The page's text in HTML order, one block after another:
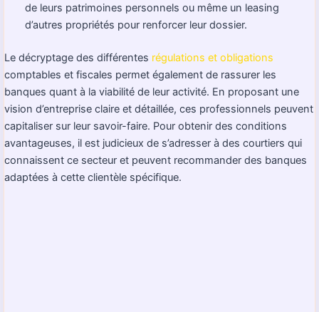
de leurs patrimoines personnels ou même un leasing
d’autres propriétés pour renforcer leur dossier.
Le décryptage des différentes régulations et obligations
comptables et fiscales permet également de rassurer les
banques quant à la viabilité de leur activité. En proposant une
vision d’entreprise claire et détaillée, ces professionnels peuvent
capitaliser sur leur savoir-faire. Pour obtenir des conditions
avantageuses, il est judicieux de s’adresser à des courtiers qui
connaissent ce secteur et peuvent recommander des banques
adaptées à cette clientèle spécifique.